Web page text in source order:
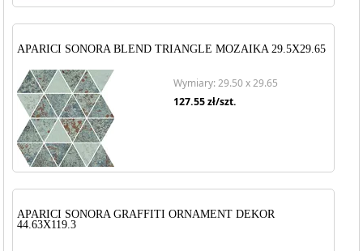
APARICI SONORA BLEND TRIANGLE MOZAIKA 29.5X29.65
Wymiary: 29.50 x 29.65
127.55zł/szt.
APARICI SONORA GRAFFITI ORNAMENT DEKOR
44.63X119.3